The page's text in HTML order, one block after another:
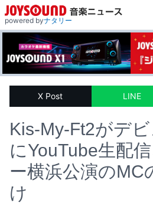
powered byナタリー
X Post LINE
Kis-My-Ft2がデ
にYouTube生配
ー横浜公演のMC
け